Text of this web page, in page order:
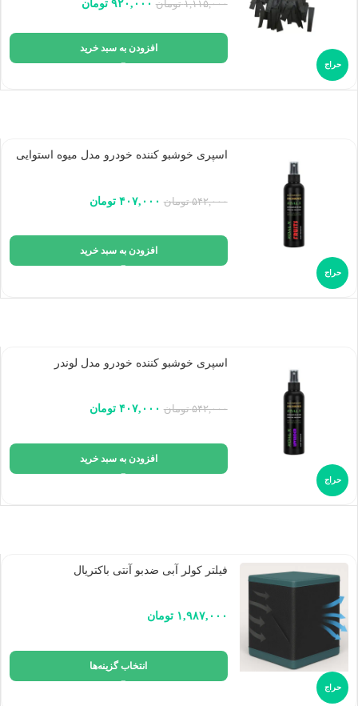
حراج
۱,۱۱۵,۰۰۰ تومان ۹۲۰,۰۰۰ تومان
افزودن به سبد خرید
حراج
اسپری خوشبو کننده خودرو مدل میوه استوایی
۵۴۲,۰۰۰ تومان ۴۰۷,۰۰۰ تومان
افزودن به سبد خرید
حراج
اسپری خوشبو کننده خودرو مدل لوندر
۵۴۲,۰۰۰ تومان ۴۰۷,۰۰۰ تومان
افزودن به سبد خرید
حراج
فیلتر کولر آبی ضدبو آنتی باکتریال
۱,۹۸۷,۰۰۰ تومان
انتخاب گزینه‌ها